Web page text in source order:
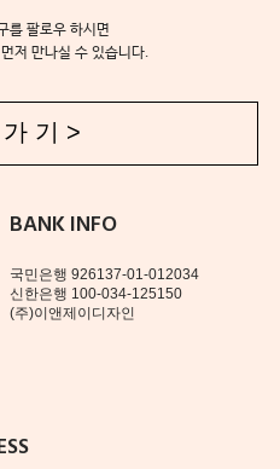
를 팔로우 하시면
저 만나실 수 있습니다.
기 >
BANK INFO
국민은행 926137-01-012034
신한은행 100-034-125150
(주)이앤제이디자인